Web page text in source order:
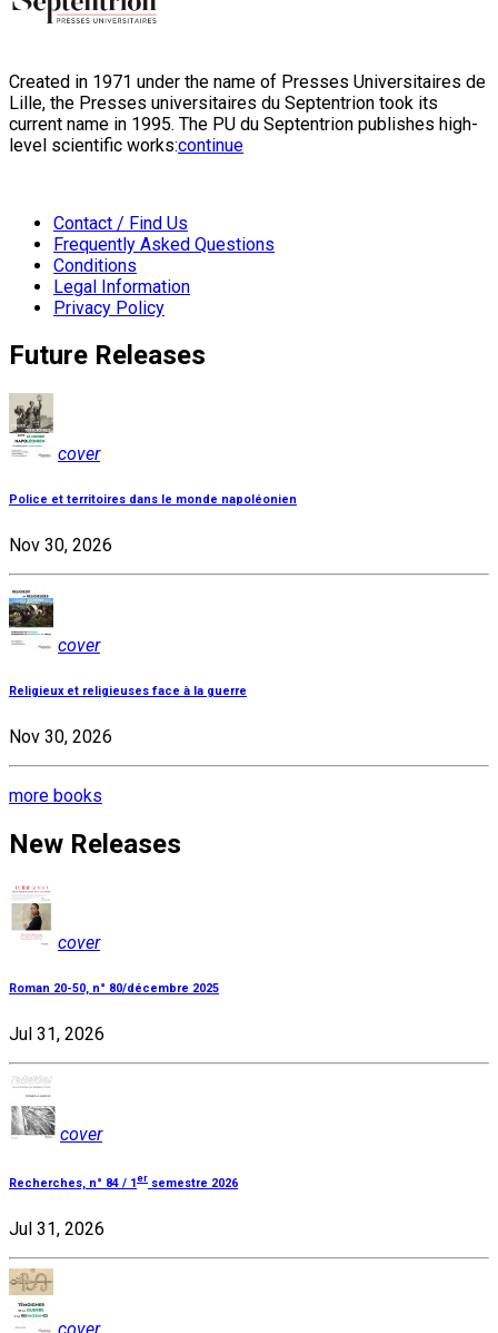
Created in 1971 under the name of Presses Universitaires de
Lille, the Presses universitaires du Septentrion took its
current name in 1995. The PU du Septentrion publishes high-
level scientific works:continue
Contact / Find Us
Frequently Asked Questions
Conditions
Legal Information
Privacy Policy
Future Releases
cover
Police et territoires dans le monde napoléonien
Nov 30, 2026
cover
Religieux et religieuses face à la guerre
Nov 30, 2026
more books
New Releases
cover
Roman 20-50, n° 80/décembre 2025
Jul 31, 2026
cover
Recherches, n° 84 / 1er semestre 2026
Jul 31, 2026
cover